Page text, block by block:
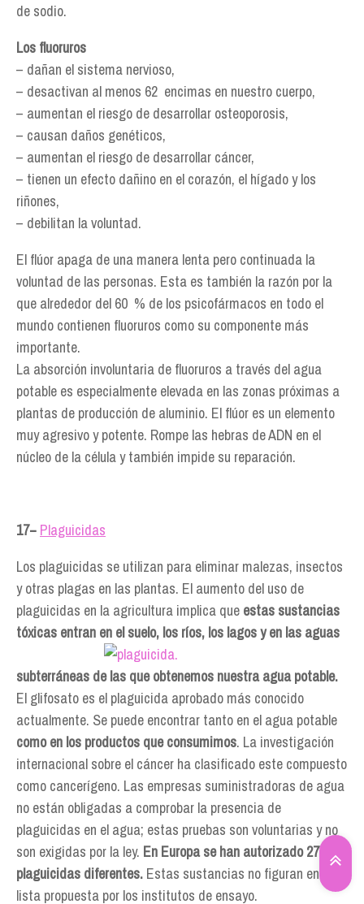
de sodio.
Los fluoruros
– dañan el sistema nervioso,
– desactivan al menos 62 encimas en nuestro cuerpo,
– aumentan el riesgo de desarrollar osteoporosis,
– causan daños genéticos,
– aumentan el riesgo de desarrollar cáncer,
– tienen un efecto dañino en el corazón, el hígado y los
riñones,
– debilitan la voluntad.
El flúor apaga de una manera lenta pero continuada la
voluntad de las personas. Esta es también la razón por la
que alrededor del 60 % de los psicofármacos en todo el
mundo contienen fluoruros como su componente más
importante.
La absorción involuntaria de fluoruros a través del agua
potable es especialmente elevada en las zonas próximas a
plantas de producción de aluminio. El flúor es un elemento
muy agresivo y potente. Rompe las hebras de ADN en el
núcleo de la célula y también impide su reparación.
17− Plaguicidas
Los plaguicidas se utilizan para eliminar malezas, insectos
y otras plagas en las plantas. El aumento del uso de
plaguicidas en la agricultura implica que estas sustancias
tóxicas entran en el suelo, los ríos, los lagos y en las aguas
subterráneas de las que obtenemos nuestra agua potable.
El glifosato es el plaguicida aprobado más conocido
actualmente. Se puede encontrar tanto en el agua potable
como en los productos que consumimos. La investigación
internacional sobre el cáncer ha clasificado este compuesto
como cancerígeno. Las empresas suministradoras de agua
no están obligadas a comprobar la presencia de
plaguicidas en el agua; estas pruebas son voluntarias y no
son exigidas por la ley. En Europa se han autorizado 276
plaguicidas diferentes. Estas sustancias no figuran en la
lista propuesta por los institutos de ensayo.